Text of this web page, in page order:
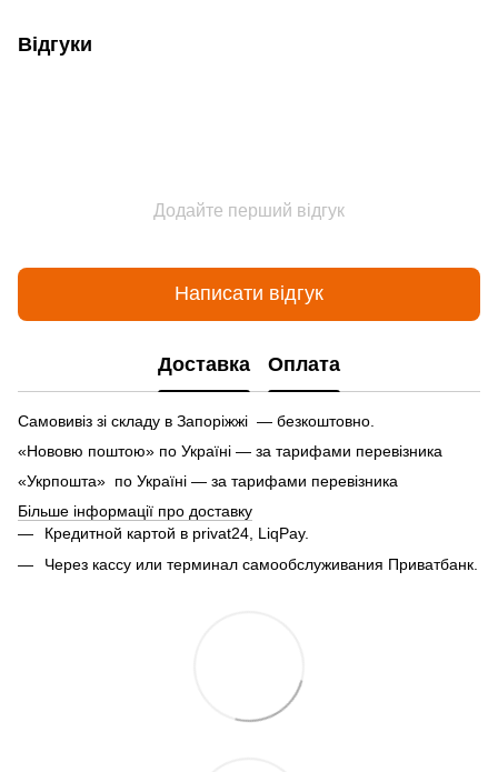
Відгуки
Додайте перший відгук
Написати відгук
Доставка Оплата
Самовивіз зі складу в Запоріжжі — безкоштовно.
«Нововю поштою» по Україні — за тарифами перевізника
«Укрпошта» по Україні — за тарифами перевізника
Більше інформації про доставку
Кредитной картой в privat24, LiqPay.
Через кассу или терминал самообслуживания Приватбанк.